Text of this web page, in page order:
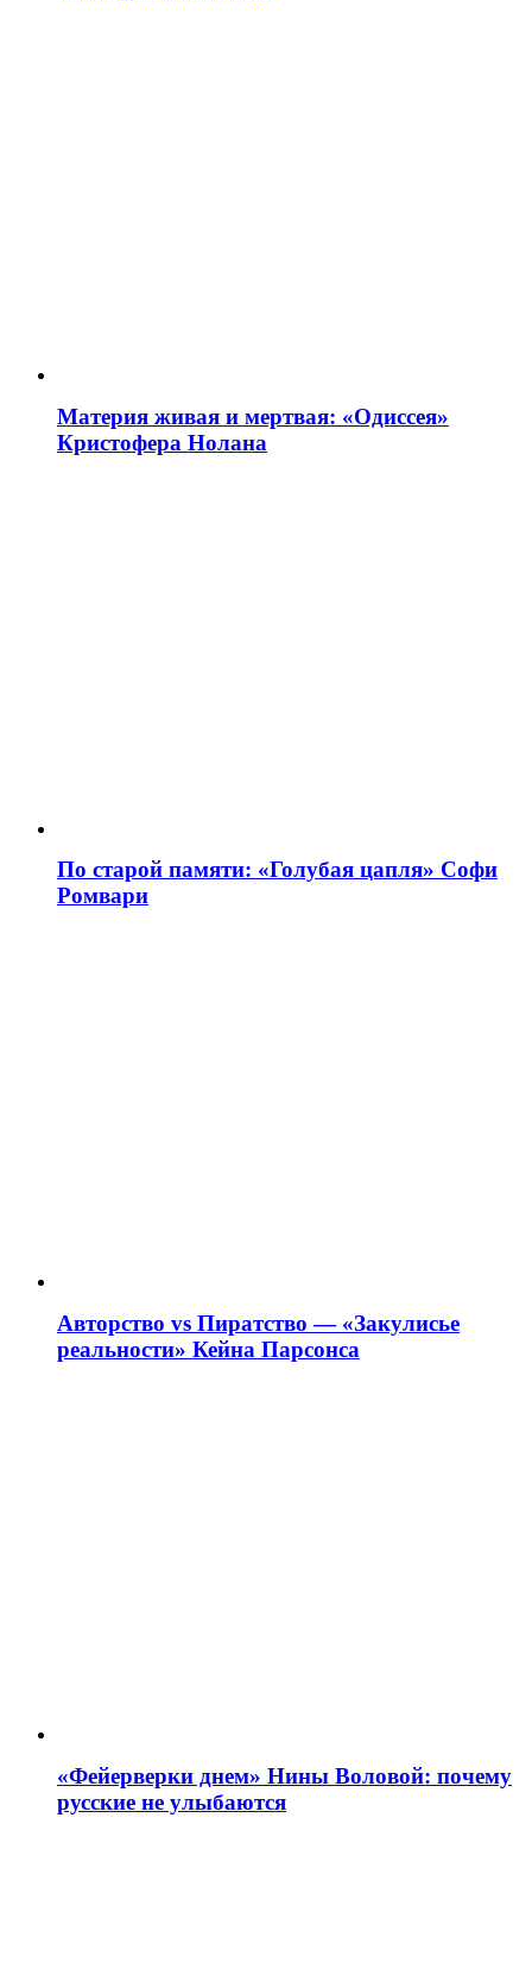
Материя живая и мертвая: «Одиссея»
Кристофера Нолана
По старой памяти: «Голубая цапля» Софи
Ромвари
Авторство vs Пиратство — «Закулисье
реальности» Кейна Парсонса
«Фейерверки днем» Нины Воловой: почему
русские не улыбаются